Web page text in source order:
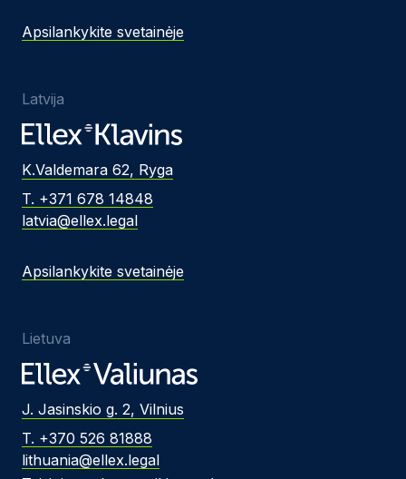
Apsilankykite svetainėje
Latvija
K.Valdemara 62, Ryga
T. +371 678 14848
latvia@ellex.legal
Apsilankykite svetainėje
Lietuva
J. Jasinskio g. 2, Vilnius
T. +370 526 81888
lithuania@ellex.legal